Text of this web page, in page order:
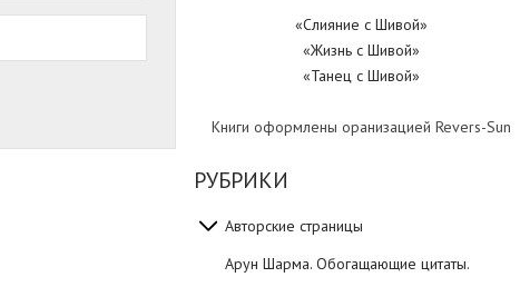
«Слияние с Шивой»
«Жизнь с Шивой»
«Танец с Шивой»
Книги оформлены оранизацией Revers-Sun
РУБРИКИ
Авторские страницы
Арун Шарма. Обогащающие цитаты.